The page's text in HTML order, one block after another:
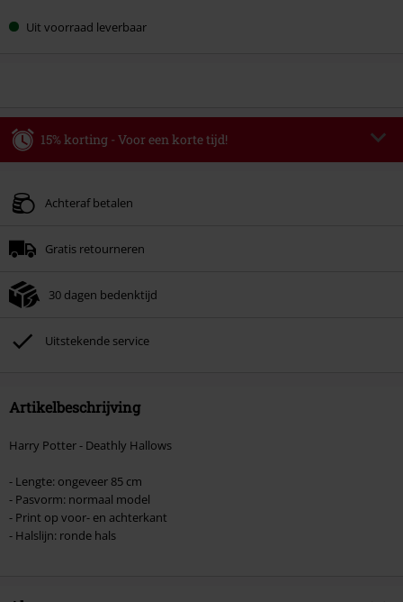
Uit voorraad leverbaar
15% korting - Voor een korte tijd!
Geldig t/m 09-08-2026
Zodra je de code hebt ingevoerd, wordt de korting automatisch verrekend in
Kan niet gecombineerd worden met andere kortingscodes. Boeken, media,
Toten Hosen, Metality, cadeaubonnen en artikelen met een inbegrepen
donatie zijn uitgesloten van de korting.
Achteraf betalen
Gratis retourneren
30 dagen bedenktijd
Uitstekende service
Artikelbeschrijving
Harry Potter - Deathly Hallows
- Lengte: ongeveer 85 cm
- Pasvorm: normaal model
- Print op voor- en achterkant
- Halslijn: ronde hals